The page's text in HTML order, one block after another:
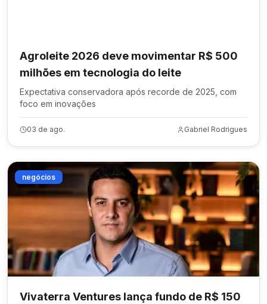
Agroleite 2026 deve movimentar R$ 500
milhões em tecnologia do leite
Expectativa conservadora após recorde de 2025, com
foco em inovações
03 de ago. Gabriel Rodrigues
negócios
Vivaterra Ventures lança fundo de R$ 150